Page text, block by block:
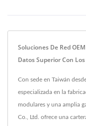
Soluciones De Red
Datos Superior Con
Con sede en Taiwán
especializada en la
modulares y una amplia
Co., Ltd. ofrece una